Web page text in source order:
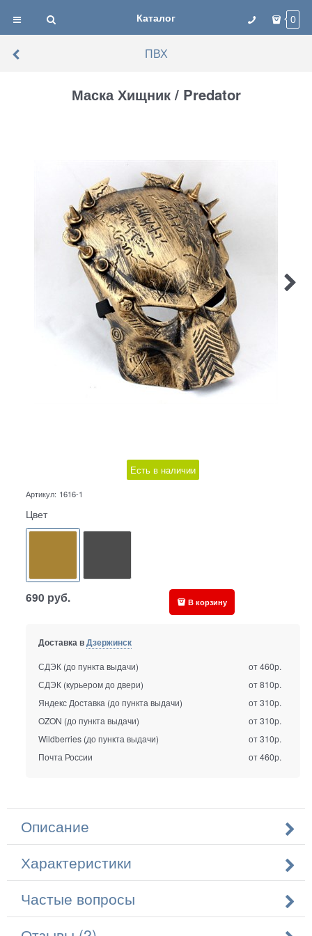
Каталог 0
ПВХ
Маска Хищник / Predator
Есть в наличии
Артикул: 1616-1
Цвет
690 руб. В корзину
Доставка вДзержинск
СДЭК (до пункта выдачи)
от 460р.
СДЭК (курьером до двери)
от 810р.
Яндекс Доставка (до пункта выдачи)
от 310р.
OZON (до пункта выдачи)
от 310р.
Wildberries (до пункта выдачи)
от 310р.
Почта России
от 460р.
Описание
Характеристики
Частые вопросы